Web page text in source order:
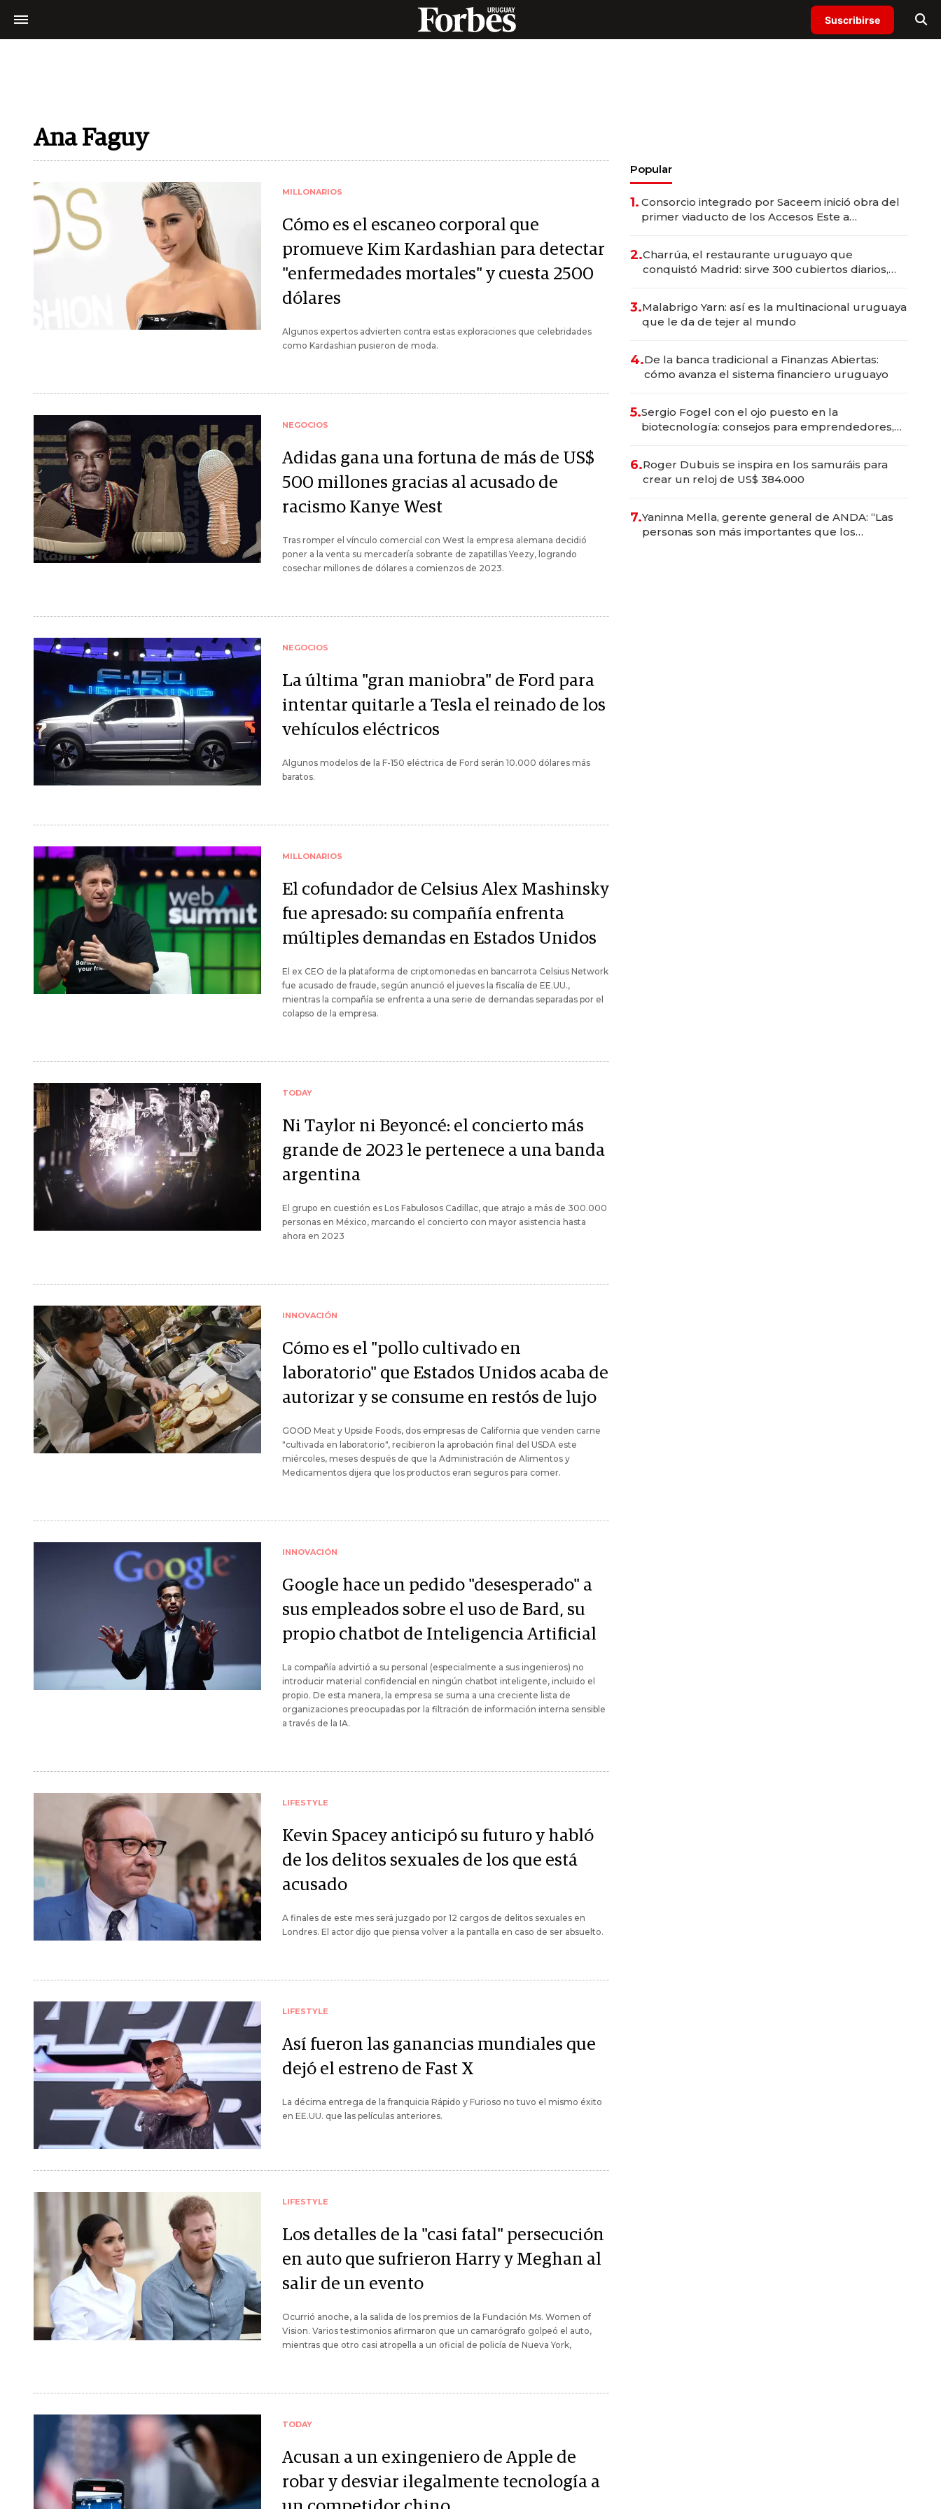
Suscribirse
Ana Faguy
MILLONARIOS
Cómo es el escaneo corporal que
promueve Kim Kardashian para detectar
"enfermedades mortales" y cuesta 2500
dólares
Algunos expertos advierten contra estas exploraciones que celebridades
como Kardashian pusieron de moda.
NEGOCIOS
Adidas gana una fortuna de más de US$
500 millones gracias al acusado de
racismo Kanye West
Tras romper el vínculo comercial con West la empresa alemana decidió
poner a la venta su mercadería sobrante de zapatillas Yeezy, logrando
cosechar millones de dólares a comienzos de 2023.
NEGOCIOS
La última "gran maniobra" de Ford para
intentar quitarle a Tesla el reinado de los
vehículos eléctricos
Algunos modelos de la F-150 eléctrica de Ford serán 10.000 dólares más
baratos.
MILLONARIOS
El cofundador de Celsius Alex Mashinsky
fue apresado: su compañía enfrenta
múltiples demandas en Estados Unidos
El ex CEO de la plataforma de criptomonedas en bancarrota Celsius Network
fue acusado de fraude, según anunció el jueves la fiscalía de EE.UU.,
mientras la compañía se enfrenta a una serie de demandas separadas por el
colapso de la empresa.
TODAY
Ni Taylor ni Beyoncé: el concierto más
grande de 2023 le pertenece a una banda
argentina
El grupo en cuestión es Los Fabulosos Cadillac, que atrajo a más de 300.000
personas en México, marcando el concierto con mayor asistencia hasta
ahora en 2023
INNOVACIÓN
Cómo es el "pollo cultivado en
laboratorio" que Estados Unidos acaba de
autorizar y se consume en restós de lujo
GOOD Meat y Upside Foods, dos empresas de California que venden carne
"cultivada en laboratorio", recibieron la aprobación final del USDA este
miércoles, meses después de que la Administración de Alimentos y
Medicamentos dijera que los productos eran seguros para comer.
INNOVACIÓN
Google hace un pedido "desesperado" a
sus empleados sobre el uso de Bard, su
propio chatbot de Inteligencia Artificial
La compañía advirtió a su personal (especialmente a sus ingenieros) no
introducir material confidencial en ningún chatbot inteligente, incluido el
propio. De esta manera, la empresa se suma a una creciente lista de
organizaciones preocupadas por la filtración de información interna sensible
a través de la IA.
LIFESTYLE
Kevin Spacey anticipó su futuro y habló
de los delitos sexuales de los que está
acusado
A finales de este mes será juzgado por 12 cargos de delitos sexuales en
Londres. El actor dijo que piensa volver a la pantalla en caso de ser absuelto.
LIFESTYLE
Así fueron las ganancias mundiales que
dejó el estreno de Fast X
La décima entrega de la franquicia Rápido y Furioso no tuvo el mismo éxito
en EE.UU. que las películas anteriores.
LIFESTYLE
Los detalles de la "casi fatal" persecución
en auto que sufrieron Harry y Meghan al
salir de un evento
Ocurrió anoche, a la salida de los premios de la Fundación Ms. Women of
Vision. Varios testimonios afirmaron que un camarógrafo golpeó el auto,
mientras que otro casi atropella a un oficial de policía de Nueva York,
TODAY
Acusan a un exingeniero de Apple de
robar y desviar ilegalmente tecnología a
Popular
1. Consorcio integrado por Saceem inició obra del
primer viaducto de los Accesos Este a
2.Charrúa, el restaurante uruguayo que
conquistó Madrid: sirve 300 cubiertos diarios,
3.Malabrigo Yarn: así es la multinacional uruguaya
que le da de tejer al mundo
4.De la banca tradicional a Finanzas Abiertas:
cómo avanza el sistema financiero uruguayo
5.Sergio Fogel con el ojo puesto en la
biotecnología: consejos para emprendedores,
6.Roger Dubuis se inspira en los samuráis para
crear un reloj de US$ 384.000
7.Yaninna Mella, gerente general de ANDA: “Las
personas son más importantes que los